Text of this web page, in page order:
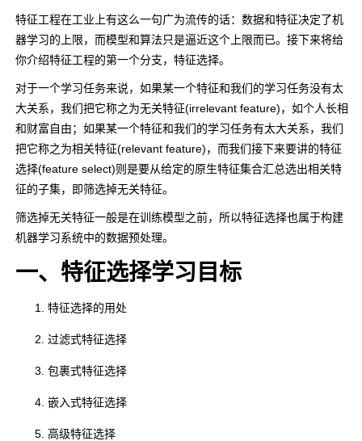
特征工程在工业上有这么一句广为流传的话：数据和特征决定了机
器学习的上限，而模型和算法只是逼近这个上限而已。接下来将给
你介绍特征工程的第一个分支，特征选择。
对于一个学习任务来说，如果某一个特征和我们的学习任务没有太
大关系，我们把它称之为无关特征(irrelevant feature)，如个人长相
和财富自由；如果某一个特征和我们的学习任务有太大关系，我们
把它称之为相关特征(relevant feature)，而我们接下来要讲的特征
选择(feature select)则是要从给定的原生特征集合汇总选出相关特
征的子集，即筛选掉无关特征。
筛选掉无关特征一般是在训练模型之前，所以特征选择也属于构建
机器学习系统中的数据预处理。
一、特征选择学习目标
特征选择的用处
过滤式特征选择
包裹式特征选择
嵌入式特征选择
高级特征选择